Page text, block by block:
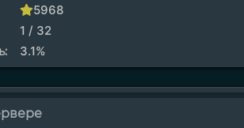
5968
1 / 32
3.1%